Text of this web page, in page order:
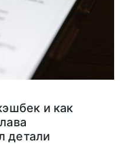
и как
детали